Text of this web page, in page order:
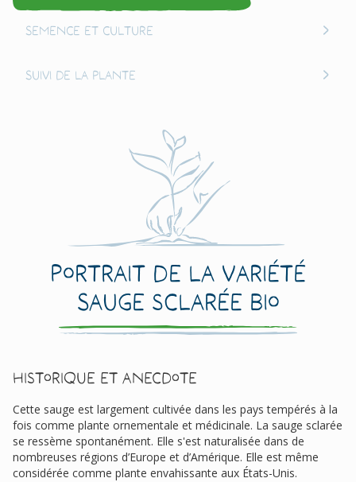
Semence et culture
Suivi de la plante
Portrait de la variété
Sauge sclarée Bio
Historique et anecdote
Cette sauge est largement cultivée dans les pays tempérés à la
fois comme plante ornementale et médicinale. La sauge sclarée
se ressème spontanément. Elle s'est naturalisée dans de
nombreuses régions d’Europe et d’Amérique. Elle est même
considérée comme plante envahissante aux États-Unis.